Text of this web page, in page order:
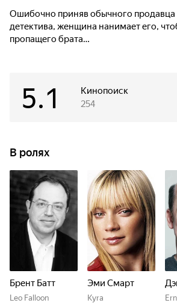
Ошибочно приняв обычного продавца
детектива, женщина нанимает его,
пропащего брата…
Кинопоиск
5.1 254
В ролях
Брент Батт
Leo Falloon
Эми Смарт
Kyra